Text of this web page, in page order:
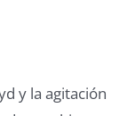
y la agitación